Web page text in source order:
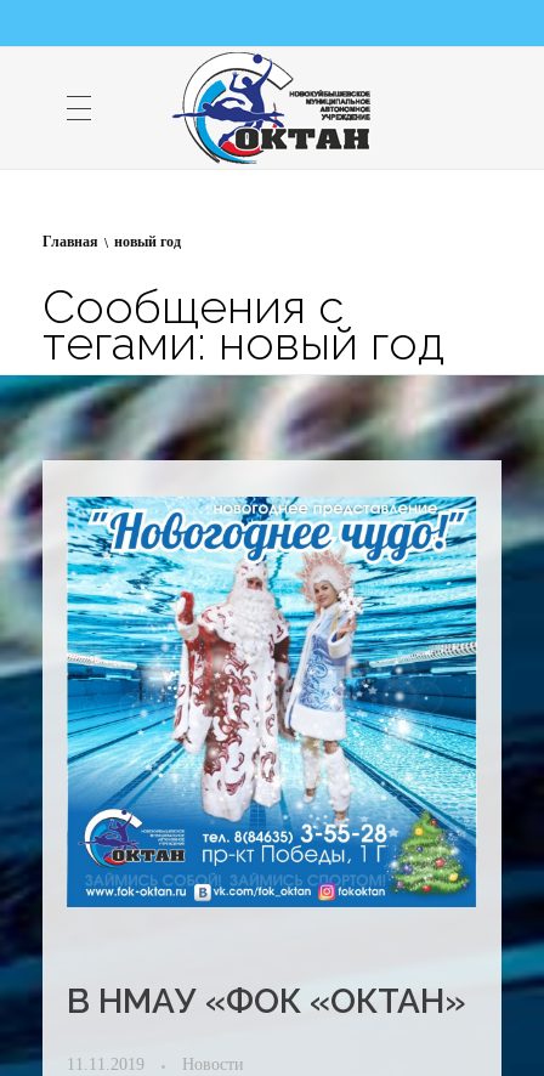
Главная новый год
Сообщения с
тегами: новый год
В НМАУ «ФОК «ОКТАН»
11.11.2019 Новости